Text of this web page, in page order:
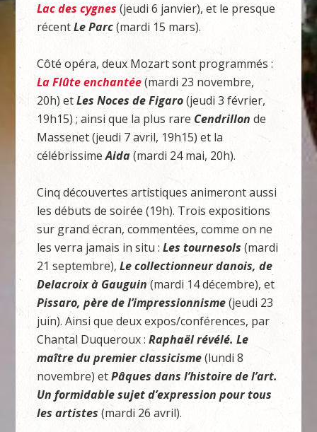
Lac des cygnes (jeudi 6 janvier), et le presque
récentLe Parc(mardi 15 mars).
Côté opéra, deux Mozart sont programmés :
La Flûte enchantée(mardi 23 novembre,
20h) etLes Noces de Figaro(jeudi 3 février,
19h15) ; ainsi que la plus rare Cendrillon de
Massenet (jeudi 7 avril, 19h15) et la
célébrissimeAida(mardi 24 mai, 20h).
Cinq découvertes artistiques animeront aussi
les débuts de soirée (19h). Trois expositions
sur grand écran, commentées, comme on ne
les verra jamais in situ :Les tournesols (mardi
21 septembre),Le collectionneur danois, de
Delacroix à Gauguin(mardi 14 décembre), et
Pissaro, père de l’impressionnisme(jeudi 23
juin). Ainsi que deux expos/conférences, par
Chantal Duqueroux :Raphaël révélé. Le
maître du premier classicisme(lundi 8
novembre) etPâques dans l’histoire de l’art.
Un formidable sujet d’expression pour tous
les artistes (mardi 26 avril).